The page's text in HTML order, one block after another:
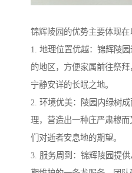
锦辉陵园的优势主要体现在
1. 地理位置优越：锦辉陵
的地区，方便家属前往祭
宁静安详的长眠之地。
2. 环境优美：陵园内绿树
理，营造出一种庄严肃穆
们对逝者安息地的期望。
3. 服务周到：锦辉陵园提